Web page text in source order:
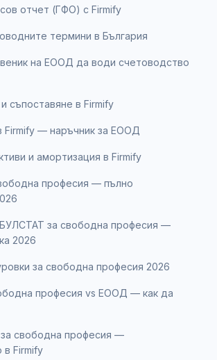
отчет (ГФО) с Firmify
термини в България
на ЕООД да води счетоводство
съпоставяне в Firmify
Firmify — наръчник за ЕООД
и амортизация в Firmify
професия — пълно
за свободна професия —
2026
за свободна професия 2026
професия vs ЕООД — как да
свободна професия —
в Firmify